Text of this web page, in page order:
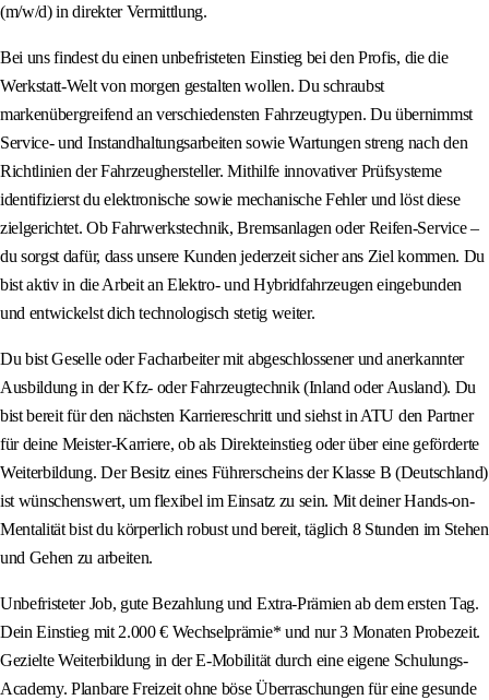
(m/w/d) in direkter Vermittlung.
Bei uns findest du einen unbefristeten Einstieg bei den Profis, die die
Werkstatt-Welt von morgen gestalten wollen. Du schraubst
markenübergreifend an verschiedensten Fahrzeugtypen. Du übernimmst
Service- und Instandhaltungsarbeiten sowie Wartungen streng nach den
Richtlinien der Fahrzeughersteller. Mithilfe innovativer Prüfsysteme
identifizierst du elektronische sowie mechanische Fehler und löst diese
zielgerichtet. Ob Fahrwerkstechnik, Bremsanlagen oder Reifen-Service –
du sorgst dafür, dass unsere Kunden jederzeit sicher ans Ziel kommen. Du
bist aktiv in die Arbeit an Elektro- und Hybridfahrzeugen eingebunden
und entwickelst dich technologisch stetig weiter.
Du bist Geselle oder Facharbeiter mit abgeschlossener und anerkannter
Ausbildung in der Kfz- oder Fahrzeugtechnik (Inland oder Ausland). Du
bist bereit für den nächsten Karriereschritt und siehst in ATU den Partner
für deine Meister-Karriere, ob als Direkteinstieg oder über eine geförderte
Weiterbildung. Der Besitz eines Führerscheins der Klasse B (Deutschland)
ist wünschenswert, um flexibel im Einsatz zu sein. Mit deiner Hands-on-
Mentalität bist du körperlich robust und bereit, täglich 8 Stunden im Stehen
und Gehen zu arbeiten.
Unbefristeter Job, gute Bezahlung und Extra-Prämien ab dem ersten Tag.
Dein Einstieg mit 2.000 € Wechselprämie* und nur 3 Monaten Probezeit.
Gezielte Weiterbildung in der E-Mobilität durch eine eigene Schulungs-
Academy. Planbare Freizeit ohne böse Überraschungen für eine gesunde